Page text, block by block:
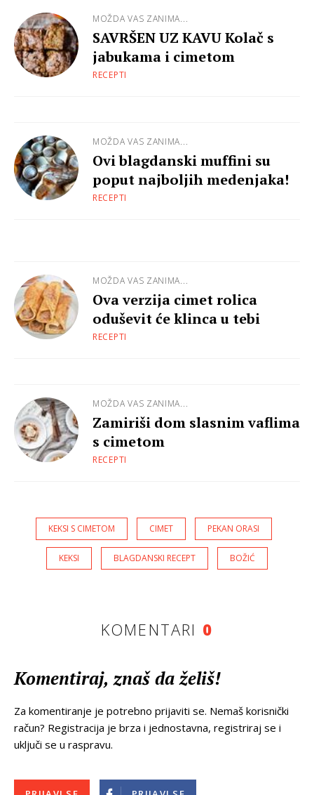
MOŽDA VAS ZANIMA...
SAVRŠEN UZ KAVU Kolač s
jabukama i cimetom
RECEPTI
MOŽDA VAS ZANIMA...
Ovi blagdanski muffini su
poput najboljih medenjaka!
RECEPTI
MOŽDA VAS ZANIMA...
Ova verzija cimet rolica
oduševit će klinca u tebi
RECEPTI
MOŽDA VAS ZANIMA...
Zamiriši dom slasnim vaflima
s cimetom
RECEPTI
KEKSI S CIMETOM CIMET PEKAN ORASI
KEKSI BLAGDANSKI RECEPT BOŽIĆ
KOMENTARI 0
Komentiraj, znaš da želiš!
Za komentiranje je potrebno prijaviti se. Nemaš korisnički
račun? Registracija je brza i jednostavna, registriraj se i
uključi se u raspravu.